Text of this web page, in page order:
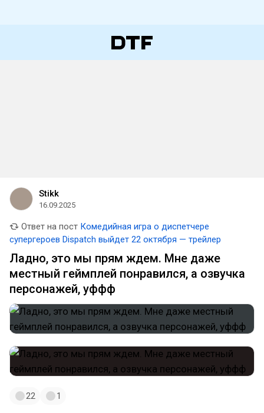
Stikk
16.09.2025
Ответ на пост Комедийная игра о диспетчере
супергероев Dispatch выйдет 22 октября — трейлер
Ладно, это мы прям ждем. Мне даже
местный геймплей понравился, а озвучка
персонажей, уффф
22 1